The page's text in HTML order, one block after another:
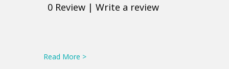
0 Review | Write a review
Read More >